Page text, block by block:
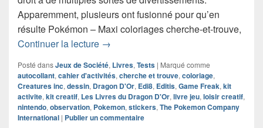
Apparemment, plusieurs ont fusionné pour qu’en
résulte Pokémon – Maxi coloriages cherche-et-trouve,
Continuer la lecture Chronique cahier Pokémon – Maxi
→
Posté dansJeux de Société, Livres, Tests | Marqué comme
autocollant, cahier d'activités, cherche et trouve, coloriage,
Creatures inc, dessin, Dragon D'Or, Edi8, Editis, Game Freak, kit
activite, kit creatif, Les Livres du Dragon D'Or, livre jeu, loisir creatif,
nintendo, observation, Pokemon, stickers, The Pokemon Company
International | Publier un commentaire